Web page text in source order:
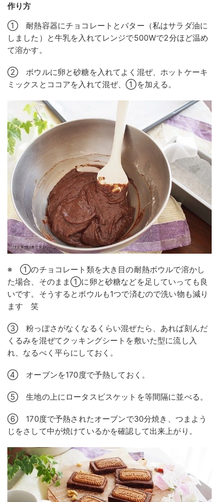
作り方
① 耐熱容器にチョコレートとバター（私はサラダ油に
しました）と牛乳を入れてレンジで500Wで2分ほど温め
て溶かす。
② ボウルに卵と砂糖を入れてよく混ぜ、ホットケーキ
ミックスとココアを入れて混ぜ、①を加える。
※ ①のチョコレート類を大き目の耐熱ボウルで溶かし
た場合、そのまま①に卵と砂糖などを足していっても良
いです。そうするとボウルも1つで済むので洗い物も減り
ます 笑
③ 粉っぽさがなくなるくらい混ぜたら、あれば刻んだ
くるみを混ぜてクッキングシートを敷いた型に流し入
れ、なるべく平らにしておく。
④ オーブンを170度で予熱しておく。
⑤ 生地の上にロータスビスケットを等間隔に並べる。
⑥ 170度で予熱されたオーブンで30分焼き、つまよう
じをさして中が焼けているかを確認して出来上がり。